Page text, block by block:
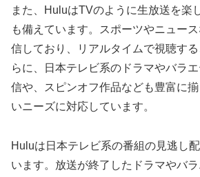
また、HuluはTVのように生放送を楽
も備えています。スポーツやニュー
信しており、リアルタイムで視聴す
らに、日本テレビ系のドラマやバラ
信や、スピンオフ作品なども豊富に
いニーズに対応しています。
Huluは日本テレビ系の番組の見逃し
います。放送が終了したドラマやバ